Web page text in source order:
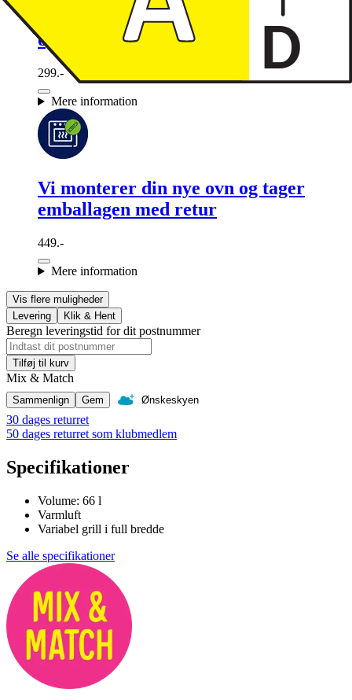
Vi tager dit gamle produkt med retur
og bortskaffer det forsvarligt
299.-
Mere information
Vi monterer din nye ovn og tager
emballagen med retur
449.-
Mere information
Vis flere muligheder
Levering
Klik & Hent
Beregn leveringstid for dit postnummer
Tilføj til kurv
Mix & Match
Sammenlign Gem Ønskeskyen
30 dages returret
50 dages returret som klubmedlem
Specifikationer
Volume: 66 l
Varmluft
Variabel grill i full bredde
Se alle specifikationer